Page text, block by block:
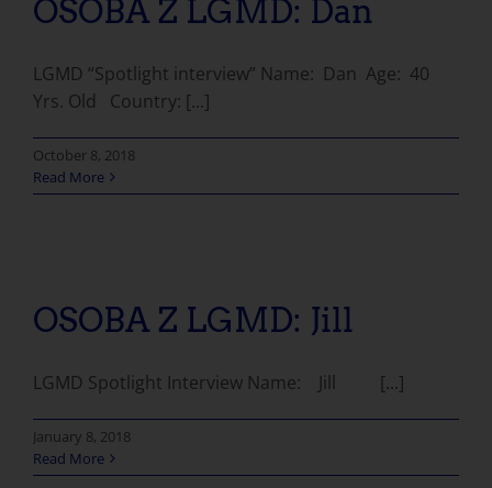
OSOBA Z LGMD: Dan
LGMD “Spotlight interview” Name: Dan Age: 40
Yrs. Old Country: [...]
October 8, 2018
Read More
OSOBA Z LGMD: Jill
LGMD Spotlight Interview Name: Jill [...]
January 8, 2018
Read More